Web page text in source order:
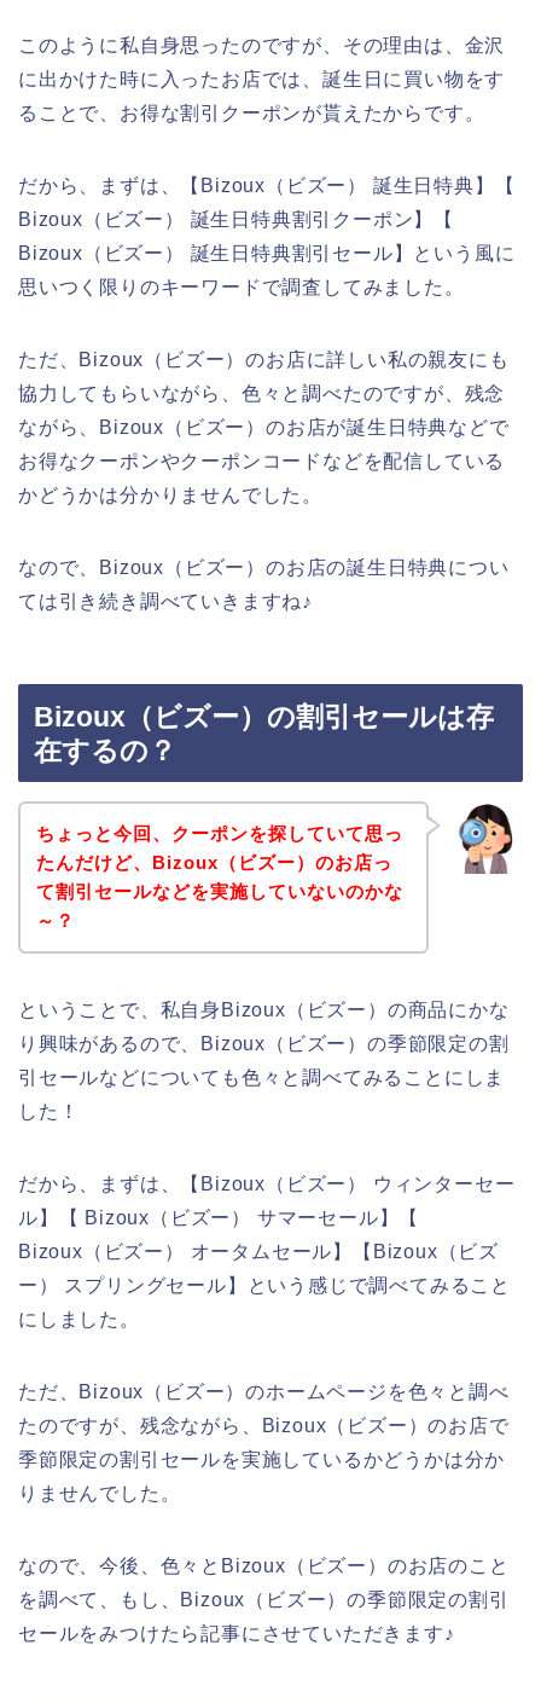
このように私自身思ったのですが、その理由は、金沢
に出かけた時に入ったお店では、誕生日に買い物をす
ることで、お得な割引クーポンが貰えたからです。
だから、まずは、【Bizoux（ビズー） 誕生日特典】【
Bizoux（ビズー） 誕生日特典割引クーポン】【
Bizoux（ビズー） 誕生日特典割引セール】という風に
思いつく限りのキーワードで調査してみました。
ただ、Bizoux（ビズー）のお店に詳しい私の親友にも
協力してもらいながら、色々と調べたのですが、残念
ながら、Bizoux（ビズー）のお店が誕生日特典などで
お得なクーポンやクーポンコードなどを配信している
かどうかは分かりませんでした。
なので、Bizoux（ビズー）のお店の誕生日特典につい
ては引き続き調べていきますね♪
Bizoux（ビズー）の割引セールは存
在するの？
ちょっと今回、クーポンを探していて思っ
たんだけど、Bizoux（ビズー）のお店っ
て割引セールなどを実施していないのかな
～？
ということで、私自身Bizoux（ビズー）の商品にかな
り興味があるので、Bizoux（ビズー）の季節限定の割
引セールなどについても色々と調べてみることにしま
した！
だから、まずは、【Bizoux（ビズー） ウィンターセー
ル】【 Bizoux（ビズー） サマーセール】【
Bizoux（ビズー） オータムセール】【Bizoux（ビズ
ー） スプリングセール】という感じで調べてみること
にしました。
ただ、Bizoux（ビズー）のホームページを色々と調べ
たのですが、残念ながら、Bizoux（ビズー）のお店で
季節限定の割引セールを実施しているかどうかは分か
りませんでした。
なので、今後、色々とBizoux（ビズー）のお店のこと
を調べて、もし、Bizoux（ビズー）の季節限定の割引
セールをみつけたら記事にさせていただきます♪